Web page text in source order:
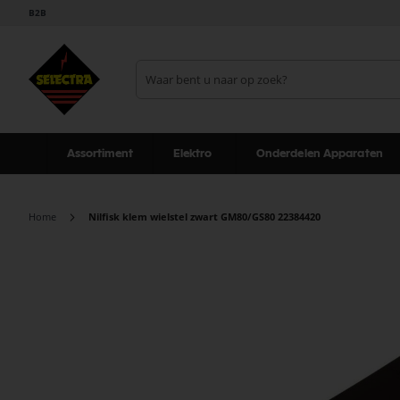
B2B
Assortiment Elektro Onderdelen Apparaten
Home Nilfisk klem wielstel zwart GM80/GS80 22384420